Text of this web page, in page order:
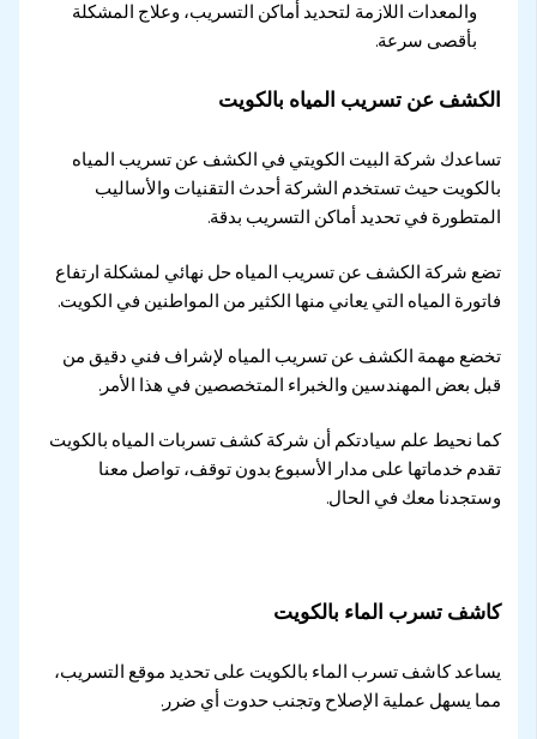
والمعدات اللازمة لتحديد أماكن التسريب، وعلاج المشكلة
بأقصى سرعة.
الكشف عن تسريب المياه بالكويت
تساعدك شركة البيت الكويتي في الكشف عن تسريب المياه
بالكويت حيث تستخدم الشركة أحدث التقنيات والأساليب
المتطورة في تحديد أماكن التسريب بدقة.
تضع شركة الكشف عن تسريب المياه حل نهائي لمشكلة ارتفاع
فاتورة المياه التي يعاني منها الكثير من المواطنين في الكويت.
تخضع مهمة الكشف عن تسريب المياه لإشراف فني دقيق من
قبل بعض المهندسين والخبراء المتخصصين في هذا الأمر.
كما نحيط علم سيادتكم أن شركة كشف تسربات المياه بالكويت
تقدم خدماتها على مدار الأسبوع بدون توقف، تواصل معنا
وستجدنا معك في الحال.
كاشف تسرب الماء بالكويت
يساعد كاشف تسرب الماء بالكويت على تحديد موقع التسريب،
مما يسهل عملية الإصلاح وتجنب حدوت أي ضرر.